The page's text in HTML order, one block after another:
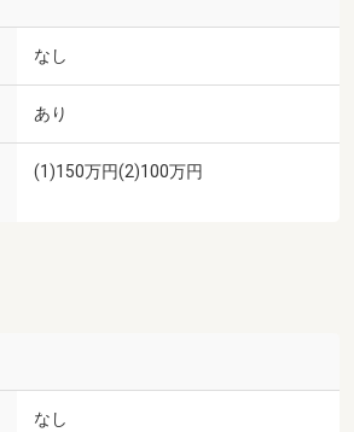
なし
あり
(1)150万円(2)100万円
なし